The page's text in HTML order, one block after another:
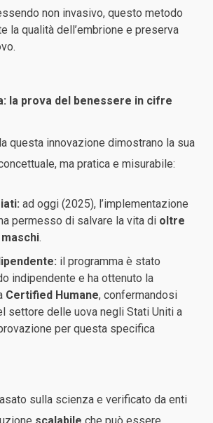
non invasivo, questo metodo
la qualità dell’embrione e preserva
la prova del benessere in cifre
questa innovazione dimostrano la sua
ma pratica e misurabile:
ad oggi (2025), l’implementazione
permesso di salvare la vita di oltre
.
il programma è stato
indipendente e ha ottenuto la
Certified Humane, confermandosi
settore delle uova negli Stati Uniti a
per questa specifica
sulla scienza e verificato da enti